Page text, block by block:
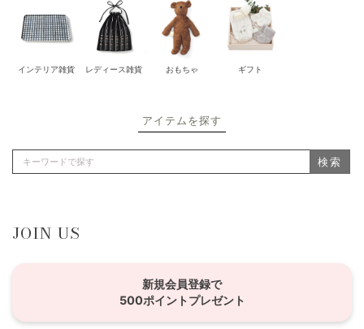
インテリア雑貨 レディース雑貨 おもちゃ ギフト
アイテムを探す
検索
JOIN US
新規会員登録で
500ポイントプレゼント